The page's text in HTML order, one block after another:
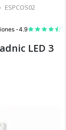
ESPCOS02
-4.9
LED 3